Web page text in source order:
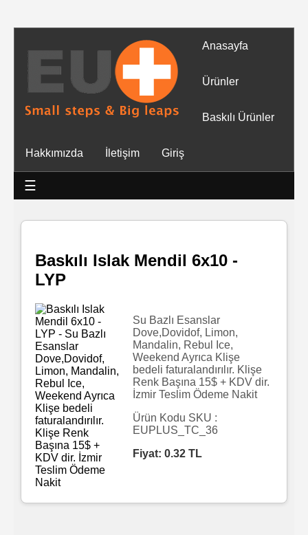
Anasayfa
Ürünler
Baskılı Ürünler
Hakkımızda İletişim Giriş
☰
Tüm
Ürünler
Mendiller
Baskılı
Islak
Mendil
Islak
Havlu
Doublex
/
Triplex
Mendiller
Baskılı Islak Mendil 6x10 -
LYP
Su Bazlı Esanslar
Dove,Dovidof, Limon,
Mandalin, Rebul Ice,
Weekend Ayrıca Klişe
bedeli faturalandırılır. Klişe
Renk Başına 15$ + KDV dir.
İzmir Teslim Ödeme Nakit
Ürün Kodu SKU :
EUPLUS_TC_36
Fiyat:0.32 TL